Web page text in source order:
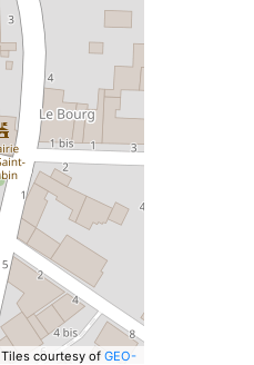
Tiles courtesy of GEO-